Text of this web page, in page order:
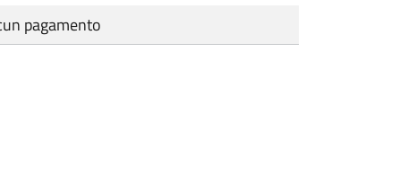
pagamento